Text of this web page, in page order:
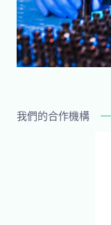
我們的合作機構